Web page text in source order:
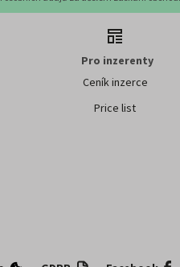
Pro inzerenty
Ceník inzerce
Price list